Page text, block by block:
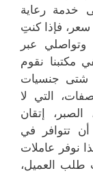
خدمة رعاية
فإذا كنتِ
عبر
مكتبنا نقوم
شتى جنسيات
التي لا
الصبر، إتقان
تتوافر في
نوفر عاملات
طلب العميل،